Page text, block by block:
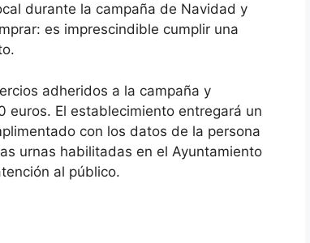
durante la campaña de Navidad y
es imprescindible cumplir una
adheridos a la campaña y
euros. El establecimiento entregará un
con los datos de la persona
urnas habilitadas en el Ayuntamiento
al público.